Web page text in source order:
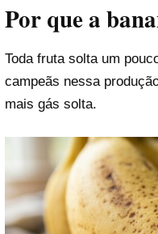
Por que a
Toda fruta solta um
campeãs nessa
mais gás solta.